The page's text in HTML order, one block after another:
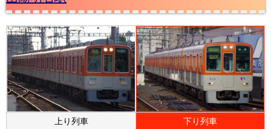
上り列車 下り列車